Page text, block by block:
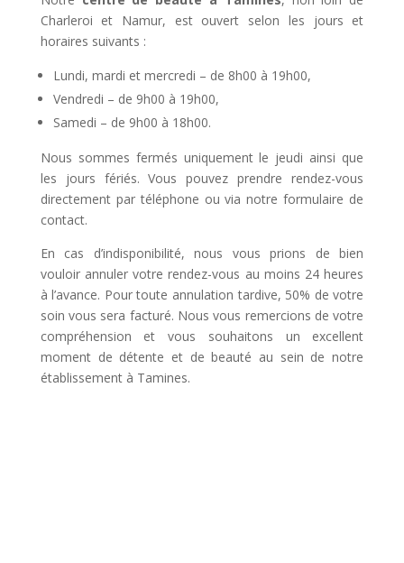
Charleroi et Namur, est ouvert selon les jours et
horaires suivants :
Lundi, mardi et mercredi – de 8h00 à 19h00,
Vendredi – de 9h00 à 19h00,
Samedi – de 9h00 à 18h00.
Nous sommes fermés uniquement le jeudi ainsi que
les jours fériés. Vous pouvez prendre rendez-vous
directement par téléphone ou via notre formulaire de
contact.
En cas d’indisponibilité, nous vous prions de bien
vouloir annuler votre rendez-vous au moins 24 heures
à l’avance. Pour toute annulation tardive, 50% de votre
soin vous sera facturé. Nous vous remercions de votre
compréhension et vous souhaitons un excellent
moment de détente et de beauté au sein de notre
établissement à Tamines.